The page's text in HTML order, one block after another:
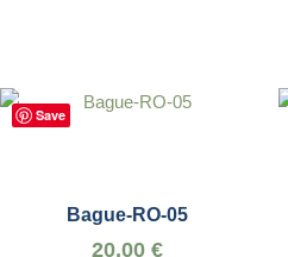
Save
Bague-RO-05
20,00 €